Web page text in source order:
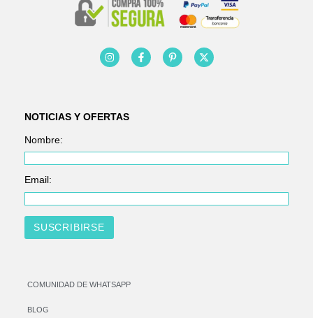
NOTICIAS Y OFERTAS
Nombre:
Email:
COMUNIDAD DE WHATSAPP
BLOG